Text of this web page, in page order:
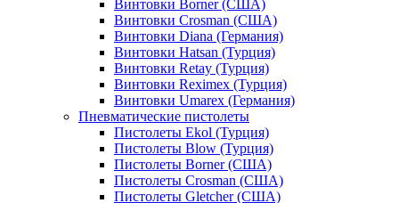
Винтовки Borner (США)
Винтовки Crosman (США)
Винтовки Diana (Германия)
Винтовки Hatsan (Турция)
Винтовки Retay (Турция)
Винтовки Reximex (Турция)
Винтовки Umarex (Германия)
Пневматические пистолеты
Пистолеты Ekol (Турция)
Пистолеты Blow (Турция)
Пистолеты Borner (США)
Пистолеты Crosman (США)
Пистолеты Gletcher (США)